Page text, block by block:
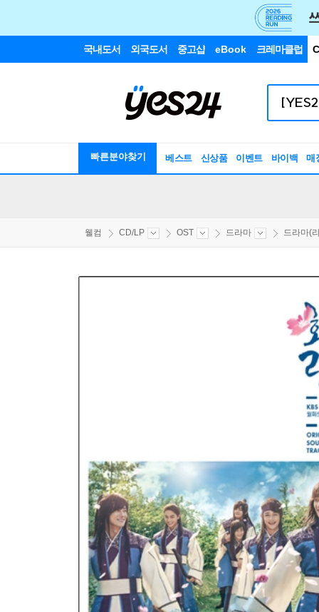
국내도서 외국도서 중고샵 eBook 크레마클럽
빠른분야찾기 베스트 신상품 이벤트 바이백 매
웰컴 CD/LP OST 드라마 드라마(